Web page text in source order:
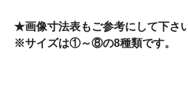
★画像寸法表もご参考にして下さい
※サイズは①～⑧の8種類です。